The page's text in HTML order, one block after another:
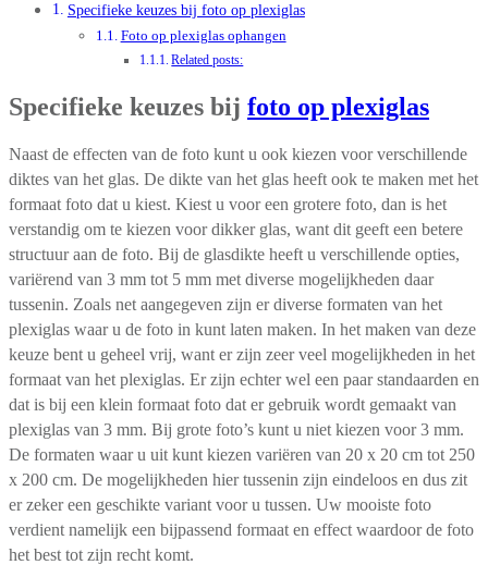
Specifieke keuzes bij foto op plexiglas
Foto op plexiglas ophangen
Related posts:
Specifieke keuzes bij foto op plexiglas
Naast de effecten van de foto kunt u ook kiezen voor verschillende
diktes van het glas. De dikte van het glas heeft ook te maken met het
formaat foto dat u kiest. Kiest u voor een grotere foto, dan is het
verstandig om te kiezen voor dikker glas, want dit geeft een betere
structuur aan de foto. Bij de glasdikte heeft u verschillende opties,
variërend van 3 mm tot 5 mm met diverse mogelijkheden daar
tussenin. Zoals net aangegeven zijn er diverse formaten van het
plexiglas waar u de foto in kunt laten maken. In het maken van deze
keuze bent u geheel vrij, want er zijn zeer veel mogelijkheden in het
formaat van het plexiglas. Er zijn echter wel een paar standaarden en
dat is bij een klein formaat foto dat er gebruik wordt gemaakt van
plexiglas van 3 mm. Bij grote foto’s kunt u niet kiezen voor 3 mm.
De formaten waar u uit kunt kiezen variëren van 20 x 20 cm tot 250
x 200 cm. De mogelijkheden hier tussenin zijn eindeloos en dus zit
er zeker een geschikte variant voor u tussen. Uw mooiste foto
verdient namelijk een bijpassend formaat en effect waardoor de foto
het best tot zijn recht komt.